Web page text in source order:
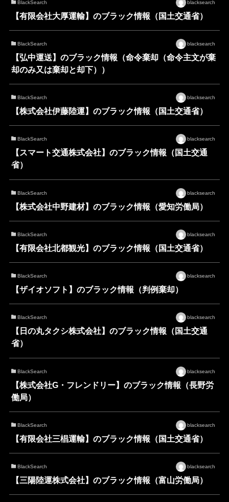
BlackSearch blacksearch
【有限会社大厚運輸】のブラック情報（国土交通省）
BlackSearch blacksearch
【弘中運送】のブラック情報（命令棄却（命令主文が棄
却のみ又は棄却と却下））
BlackSearch blacksearch
【株式会社伊藤陸運】のブラック情報（国土交通省）
BlackSearch blacksearch
【スマート交通株式会社】のブラック情報（国土交通
省）
BlackSearch blacksearch
【株式会社中野建材】のブラック情報（愛知労働局）
BlackSearch blacksearch
【有限会社北都観光】のブラック情報（国土交通省）
BlackSearch blacksearch
【ザイオソフト】のブラック情報（判例棄却）
BlackSearch blacksearch
【日の丸タクシ株式会社】のブラック情報（国土交通
省）
BlackSearch blacksearch
【株式会社G・フレンドリー】のブラック情報（長野労
働局）
BlackSearch blacksearch
【有限会社三椙運輸】のブラック情報（国土交通省）
BlackSearch blacksearch
【三陽陸運株式会社】のブラック情報（富山労働局）